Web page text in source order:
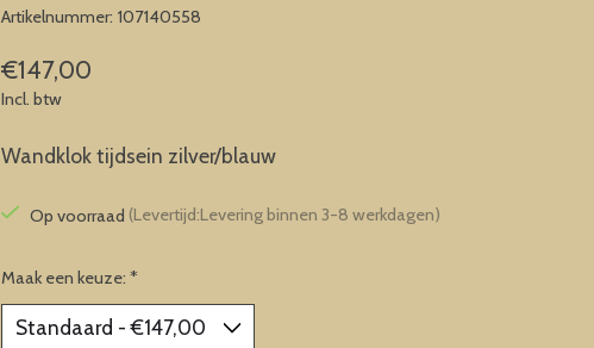
Artikelnummer: 107140558
€147,00
Incl. btw
Wandklok tijdsein zilver/blauw
Op voorraad (Levertijd:Levering binnen 3-8 werkdagen)
Maak een keuze: *